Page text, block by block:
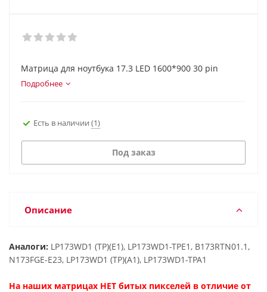
Матрица для ноутбука 17.3 LED 1600*900 30 pin
Подробнее
Есть в наличии (1)
Под заказ
Описание
Аналоги: LP173WD1 (TP)(E1), LP173WD1-TPE1, B173RTN01.1,
N173FGE-E23, LP173WD1 (TP)(A1), LP173WD1-TPA1
На наших матрицах НЕТ битых пикселей в отличие от